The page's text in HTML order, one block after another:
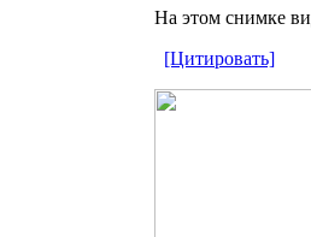
На этом снимке
[Цитировать]